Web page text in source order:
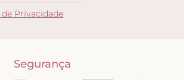
Privacidade
Segurança